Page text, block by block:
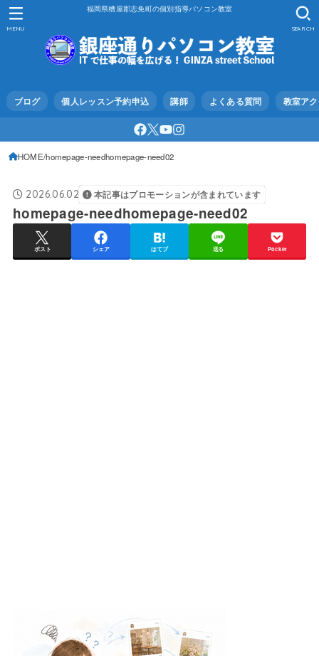
福岡県糟屋郡志免町の個別指導パソコン教室
ブログ 個人レッスン予約申込 講師 よくある質問 教室ア
SEARCH
MENU
HOME homepage-needhomepage-need02
2026.06.02 本記事はプロモーションが含まれています
homepage-needhomepage-need02
ポスト シェア はてブ 送る Pocket